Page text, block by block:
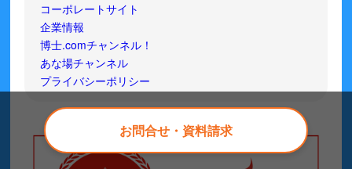
お問合せ・資料請求
コーポレートサイト
企業情報
博士.comチャンネル！
あな場チャンネル
プライバシーポリシー